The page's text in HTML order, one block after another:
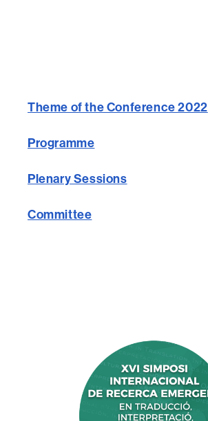
Theme of the Conference 2022
Programme
Plenary Sessions
Committee